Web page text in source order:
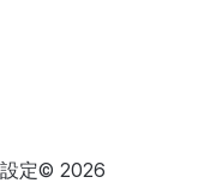
定© 2026